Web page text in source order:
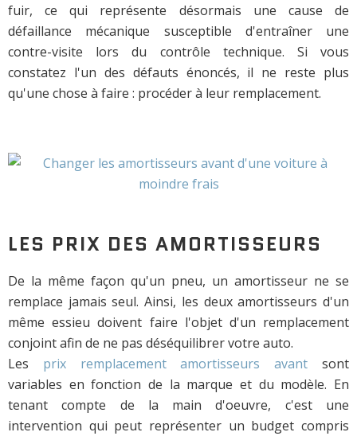
fuir, ce qui représente désormais une cause de
défaillance mécanique susceptible d'entraîner une
contre-visite lors du contrôle technique. Si vous
constatez l'un des défauts énoncés, il ne reste plus
qu'une chose à faire : procéder à leur remplacement.
LES PRIX DES AMORTISSEURS
De la même façon qu'un pneu, un amortisseur ne se
remplace jamais seul. Ainsi, les deux amortisseurs d'un
même essieu doivent faire l'objet d'un remplacement
conjoint afin de ne pas déséquilibrer votre auto.
Les prix remplacement amortisseurs avant sont
variables en fonction de la marque et du modèle. En
tenant compte de la main d'oeuvre, c'est une
intervention qui peut représenter un budget compris